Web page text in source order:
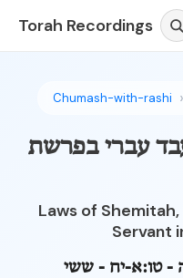
Torah Recordings
Chumash-with-rashi
עברי בפרשת
Laws of
Servant
- טו:א-יח - ששי